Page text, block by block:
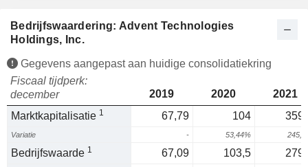
Bedrijfswaardering: Advent Technologies
Holdings, Inc.
Gegevens aangepast aan huidige consolidatiekring
Fiscaal tijdperk:
december
2019 2020
2021
Marktkapitalisatie 1 67,79 104
Variatie - 53,44%
Bedrijfswaarde 1 67,09 103,5